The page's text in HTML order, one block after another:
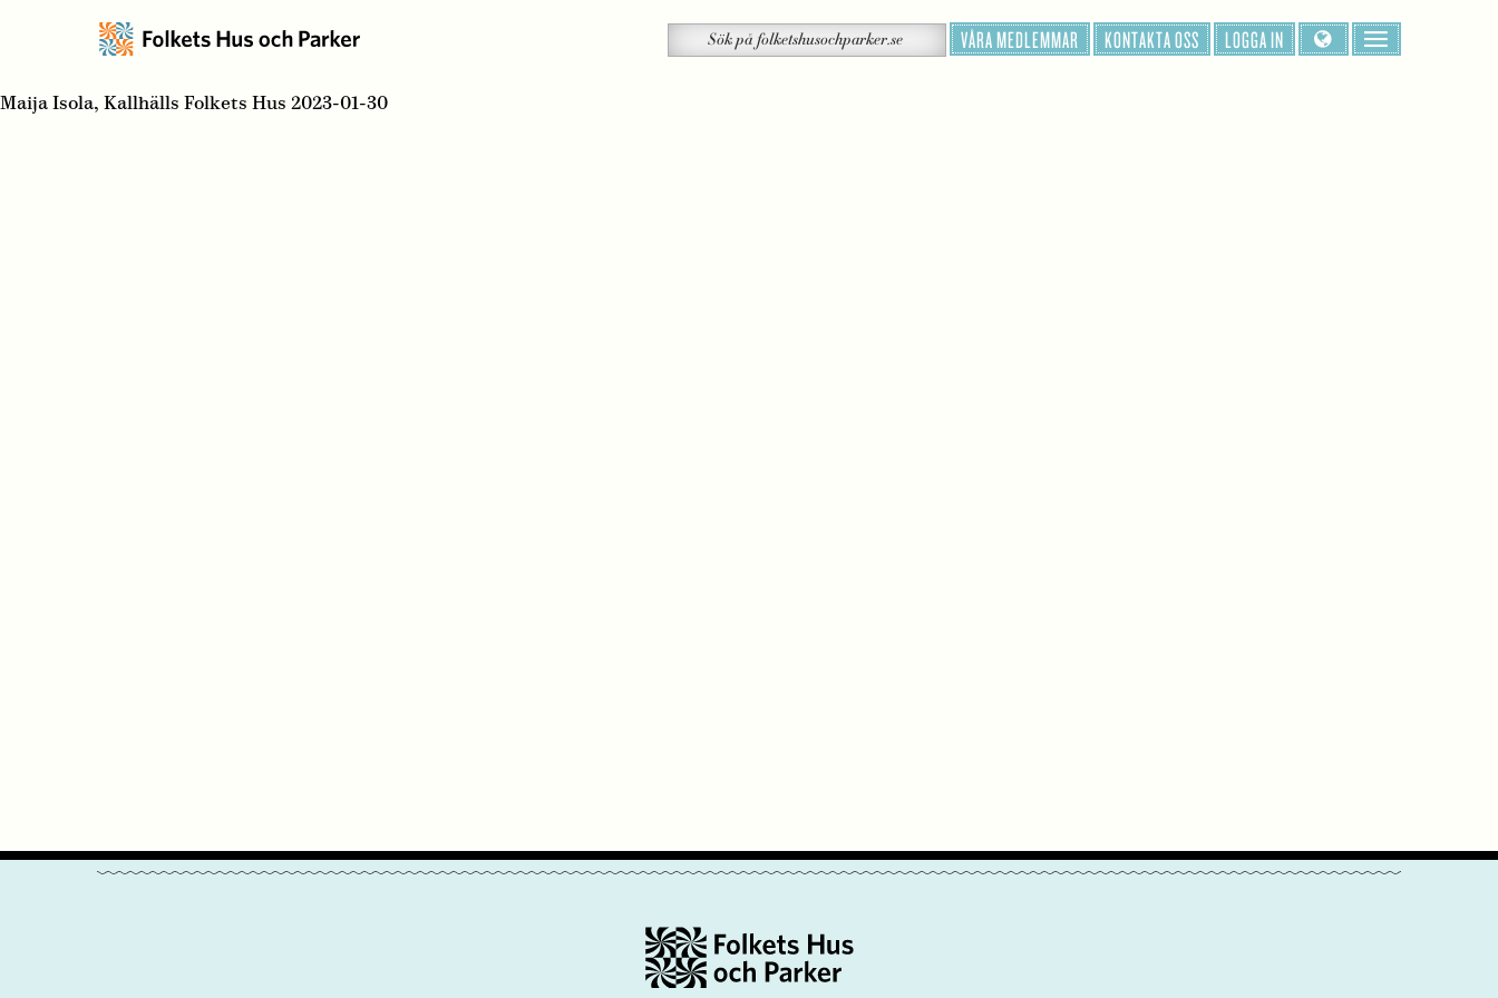
på
Sök VÅRA MEDLEMMAR KONTAKTA OSS LOGGA IN
Maija Isola, Kallhälls Folkets Hus 2023-01-30